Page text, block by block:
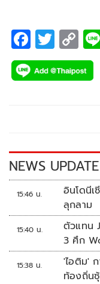
F
ac
e
k
T
wi
tt
C
o
p
k
NEWS UPDATE
15:46 น.
อินโดนี
ลุกลาม
15:40 น.
ตัวแทน
3 ศึก
ที่สิงคโป
15:38 น.
'ไอติม'
ท้องถิ่น